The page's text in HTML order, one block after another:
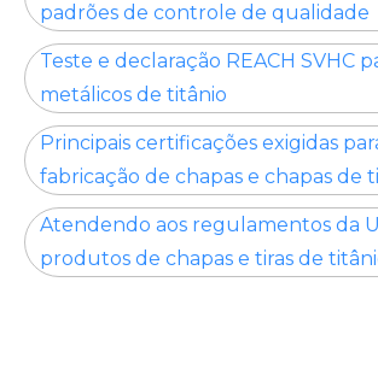
padrões de controle de qualidade
Teste e declaração REACH SVHC
metálicos de titânio
Principais certificações exigidas
fabricação de chapas e chapas de
Atendendo aos regulamentos da
produtos de chapas e tiras de